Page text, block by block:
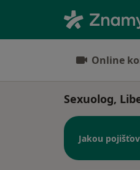
Online
Sexuolog,
Jakou